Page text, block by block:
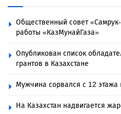
Общественный совет
работы «КазМунайГаза»
Опубликован список
грантов в Казахстане
Мужчина сорвался с 12 этажа
На Казахстан надвигается